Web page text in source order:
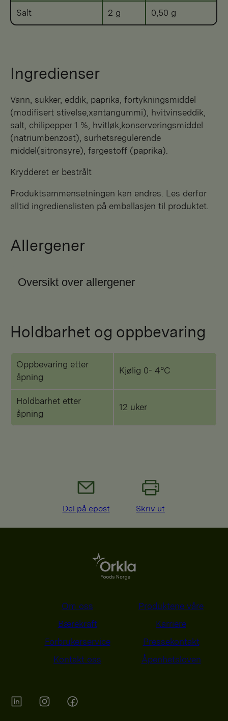
Salt 2 g 0,50 g
Ingredienser
vann, sukker, eddik, paprika, fortykningsmiddel
(modifisert stivelse,xantangummi), hvitvinseddik,
salt, chilipepper 1 %, hvitløk,konserveringsmiddel
(natriumbenzoat), surhetsregulerende
middel(sitronsyre), fargestoff (paprika).
Krydderet er bestrålt
Produktsammensetningen kan endres. Les derfor
alltid ingredienslisten på emballasjen til produktet.
Allergener
Oversikt over allergener
Holdbarhet og oppbevaring
Oppbevaring etter
åpning
Kjølig 0- 4°C
Holdbarhet etter
åpning
12 uker
Del på epost Skriv ut
Om oss
Produktene våre
Bærekraft
Karriere
Forbrukerservice
Pressekontakt
Kontakt oss
Åpenhetsloven